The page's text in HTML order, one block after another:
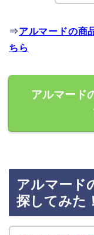
⇒アルマードの商
ちら
アルマード
アルマード
探してみた！